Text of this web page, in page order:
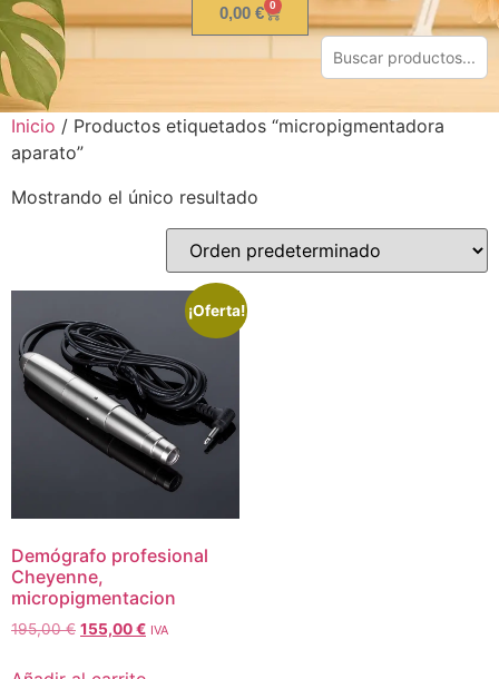
0,00 € 0
Inicio / Productos etiquetados “micropigmentadora
aparato”
Mostrando el único resultado
¡Oferta!
Demógrafo profesional
Cheyenne,
micropigmentacion
195,00€ 155,00€ IVA